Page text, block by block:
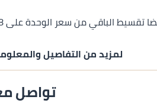
لمزيد من التفاصيل
تواصل